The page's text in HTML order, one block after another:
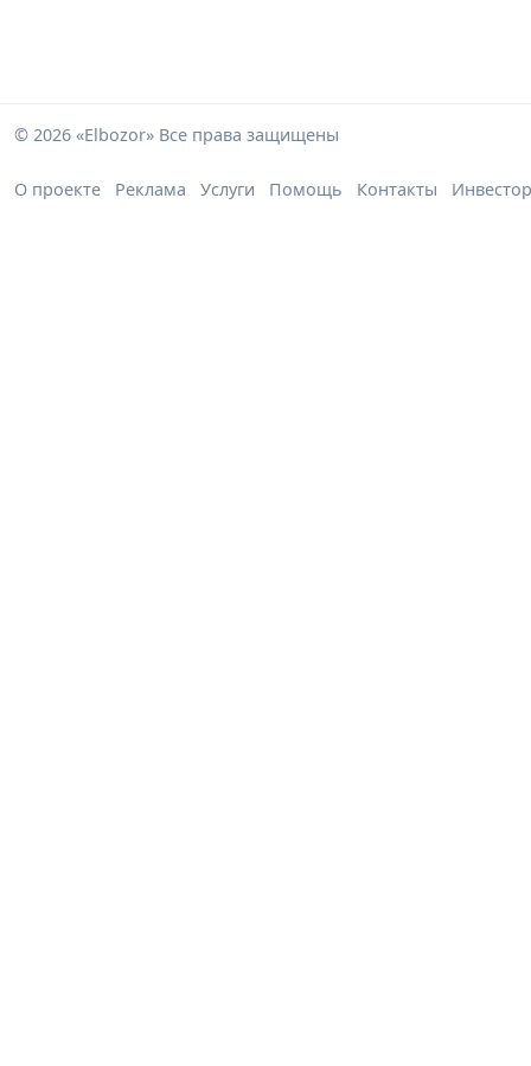
© 2026 «Elbozor» Все права защищены
О проекте Реклама Услуги Помощь Контакты